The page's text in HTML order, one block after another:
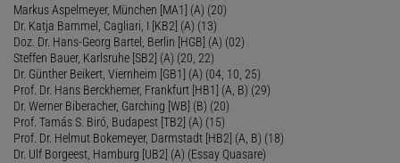
Markus Aspelmeyer, München [MA1] (A) (20)
Dr. Katja Bammel, Cagliari, I [KB2] (A) (13)
Doz. Dr. Hans-Georg Bartel, Berlin [HGB] (A) (02)
Steffen Bauer, Karlsruhe [SB2] (A) (20, 22)
Dr. Günther Beikert, Viernheim [GB1] (A) (04, 10, 25)
Prof. Dr. Hans Berckhemer, Frankfurt [HB1] (A, B) (29)
Dr. Werner Biberacher, Garching [WB] (B) (20)
Prof. Tamás S. Biró, Budapest [TB2] (A) (15)
Prof. Dr. Helmut Bokemeyer, Darmstadt [HB2] (A, B) (18)
Dr. Ulf Borgeest, Hamburg [UB2] (A) (Essay Quasare)